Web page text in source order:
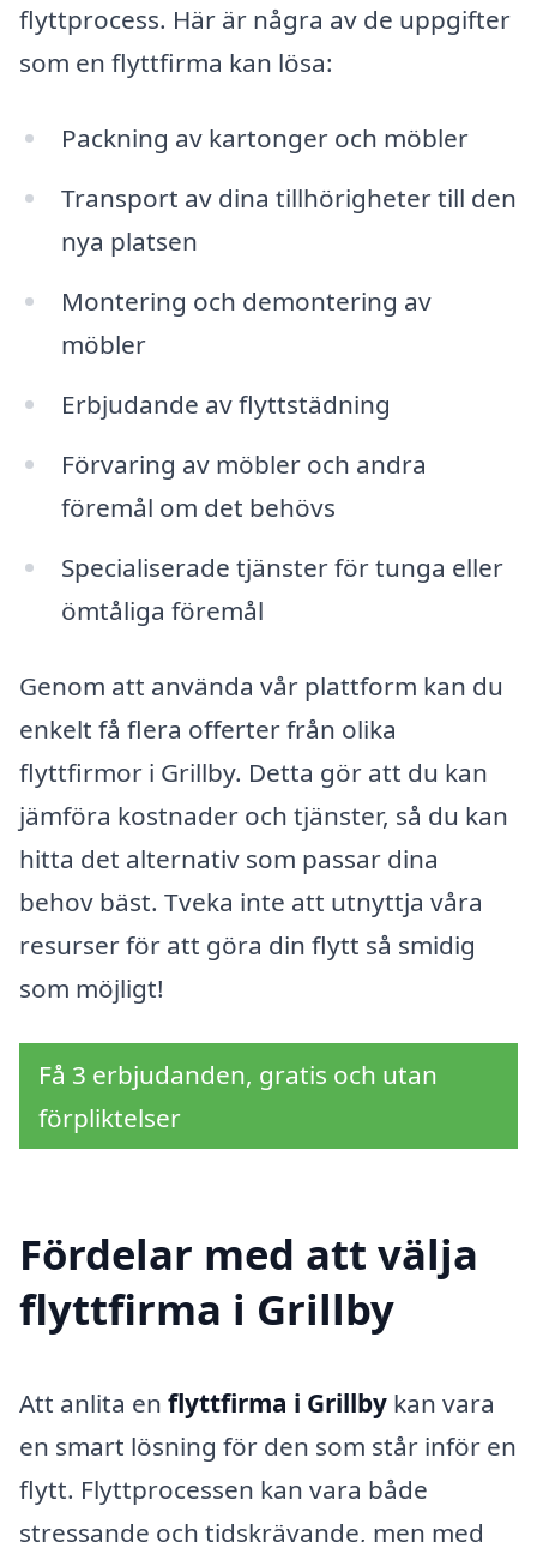
flyttprocess. Här är några av de uppgifter
som en flyttfirma kan lösa:
Packning av kartonger och möbler
Transport av dina tillhörigheter till den
nya platsen
Montering och demontering av
möbler
Erbjudande av flyttstädning
Förvaring av möbler och andra
föremål om det behövs
Specialiserade tjänster för tunga eller
ömtåliga föremål
Genom att använda vår plattform kan du
enkelt få flera offerter från olika
flyttfirmor i Grillby. Detta gör att du kan
jämföra kostnader och tjänster, så du kan
hitta det alternativ som passar dina
behov bäst. Tveka inte att utnyttja våra
resurser för att göra din flytt så smidig
som möjligt!
Få 3 erbjudanden, gratis och utan
förpliktelser
Fördelar med att välja
flyttfirma i Grillby
Att anlita en flyttfirma i Grillby kan vara
en smart lösning för den som står inför en
flytt. Flyttprocessen kan vara både
stressande och tidskrävande, men med